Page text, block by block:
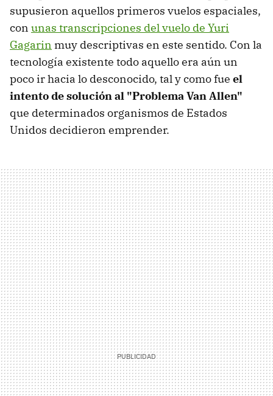
supusieron aquellos primeros vuelos espaciales,
con unas transcripciones del vuelo de Yuri
Gagarin muy descriptivas en este sentido. Con la
tecnología existente todo aquello era aún un
poco ir hacia lo desconocido, tal y como fue el
intento de solución al "Problema Van Allen"
que determinados organismos de Estados
Unidos decidieron emprender.